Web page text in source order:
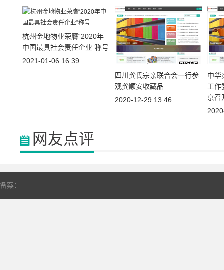
杭州金地物业荣膺“2020年
中国最具社会责任企业”称号
2021-01-06 16:39
四川龚氏宗亲联合会一行参
观龚顺安收藏品
2020-12-29 13:46
中华
工作
京召
网友点评
备案：